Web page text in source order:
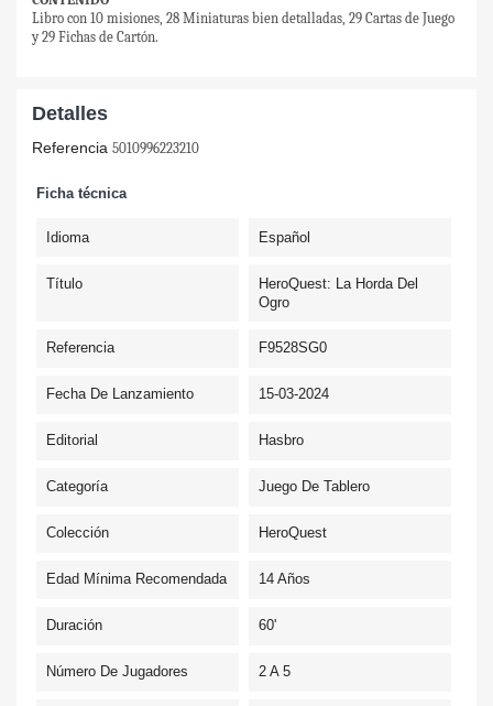
Libro con 10 misiones, 28 Miniaturas bien detalladas, 29 Cartas de Juego
y 29 Fichas de Cartón.
Detalles
Referencia 5010996223210
Ficha técnica
Idioma Español
Título
HeroQuest: La Horda Del
Ogro
Referencia F9528SG0
Fecha De Lanzamiento 15-03-2024
Editorial Hasbro
Categoría Juego De Tablero
Colección HeroQuest
Edad Mínima Recomendada 14 Años
Duración 60'
Número De Jugadores 2 A 5